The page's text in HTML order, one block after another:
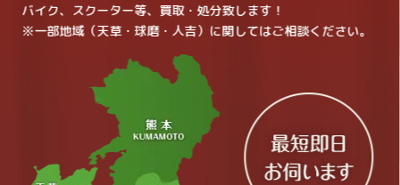
バイク、スクーター等、買取・処分致します！
※一部地域（天草・球磨・人吉）に関してはご相談ください。